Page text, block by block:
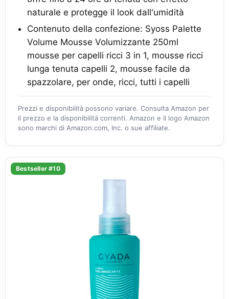
naturale e protegge il look dall'umidità
Contenuto della confezione: Syoss Palette
Volume Mousse Volumizzante 250ml
mousse per capelli ricci 3 in 1, mousse ricci
lunga tenuta capelli 2, mousse facile da
spazzolare, per onde, ricci, tutti i capelli
Prezzi e disponibilità possono variare. Consulta Amazon per
il prezzo e la disponibilità correnti. Amazon e il logo Amazon
sono marchi di Amazon.com, Inc. o sue affiliate.
Bestseller #10